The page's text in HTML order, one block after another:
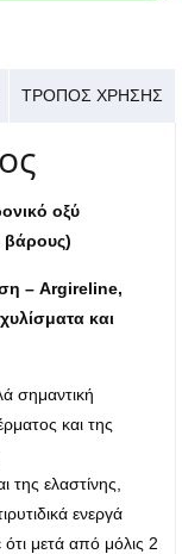
ΤΡΟΠΟΣ ΧΡΗΣΗΣ
οξύ
βάρους)
– Argireline,
και
σημαντική
και της
ελαστίνης,
ενεργά
ότι μετά από μόλις 2